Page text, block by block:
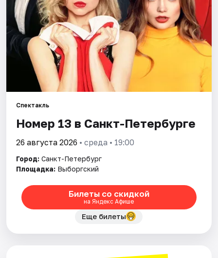
Рейтинги
Спектакль
Номер 13 в Санкт-Петербурге
26 августа 2026 • среда • 19:00
Город: Санкт-Петербург
Площадка: Выборгский
Билеты со скидкой
на Яндекс Афише
Еще билеты